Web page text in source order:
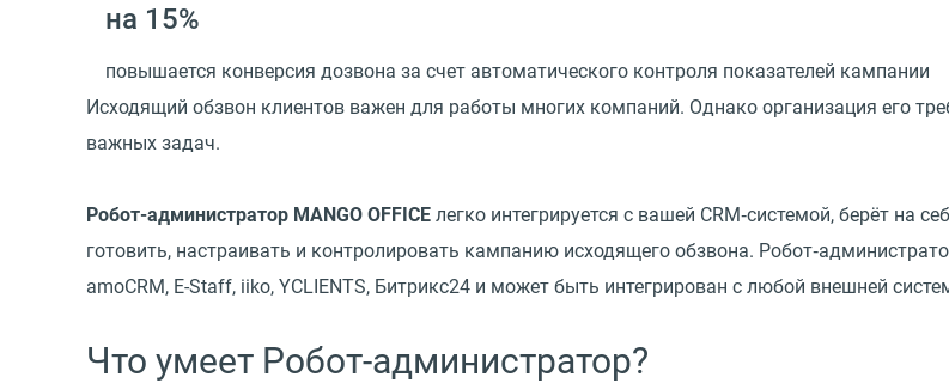
на 15%
повышается конверсия дозвона за счет автоматического контроля показателей кампании
Исходящий обзвон клиентов важен для работы многих компаний. Однако организация его
важных задач.
Робот-администратор MANGO OFFICE легко интегрируется с вашей CRM‑системой, берёт на
готовить, настраивать и контролировать кампанию исходящего обзвона.
amoCRM, E-Staff, iiko, YCLIENTS, Битрикс24 и может быть интегрирован с любой внешней
Что умеет Робот-администратор?